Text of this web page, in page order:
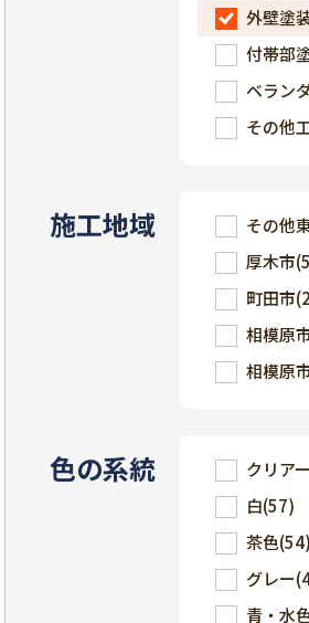
外壁塗
付帯部
ベラン
その他
施工地域
その他
厚木市
町田市
相模原
相模原
色の系統
クリア
白(57)
茶色
グレー
青・水